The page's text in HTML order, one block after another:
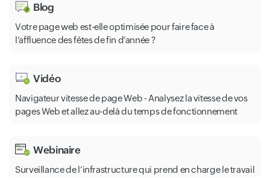
Blog
Votre page web est-elle optimisée pour faire face à
l’affluence des fêtes de fin d’année ?
Vidéo
Navigateur vitesse de page Web - Analysez la vitesse de vos
pages Web et allez au-delà du temps de fonctionnement
Webinaire
Surveillance de l’infrastructure qui prend en charge le travail